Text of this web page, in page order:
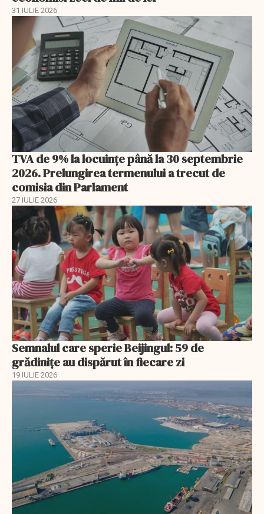
31 IULIE 2026
TVA de 9% la locuințe până la 30 septembrie
2026. Prelungirea termenului a trecut de
comisia din Parlament
27 IULIE 2026
Semnalul care sperie Beijingul: 59 de
grădinițe au dispărut în fiecare zi
19 IULIE 2026